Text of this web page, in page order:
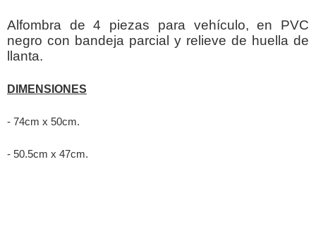
Alfombra de 4 piezas para vehículo, en PVC
negro con bandeja parcial y relieve de huella de
llanta.
DIMENSIONES
- 74cm x 50cm.
- 50.5cm x 47cm.